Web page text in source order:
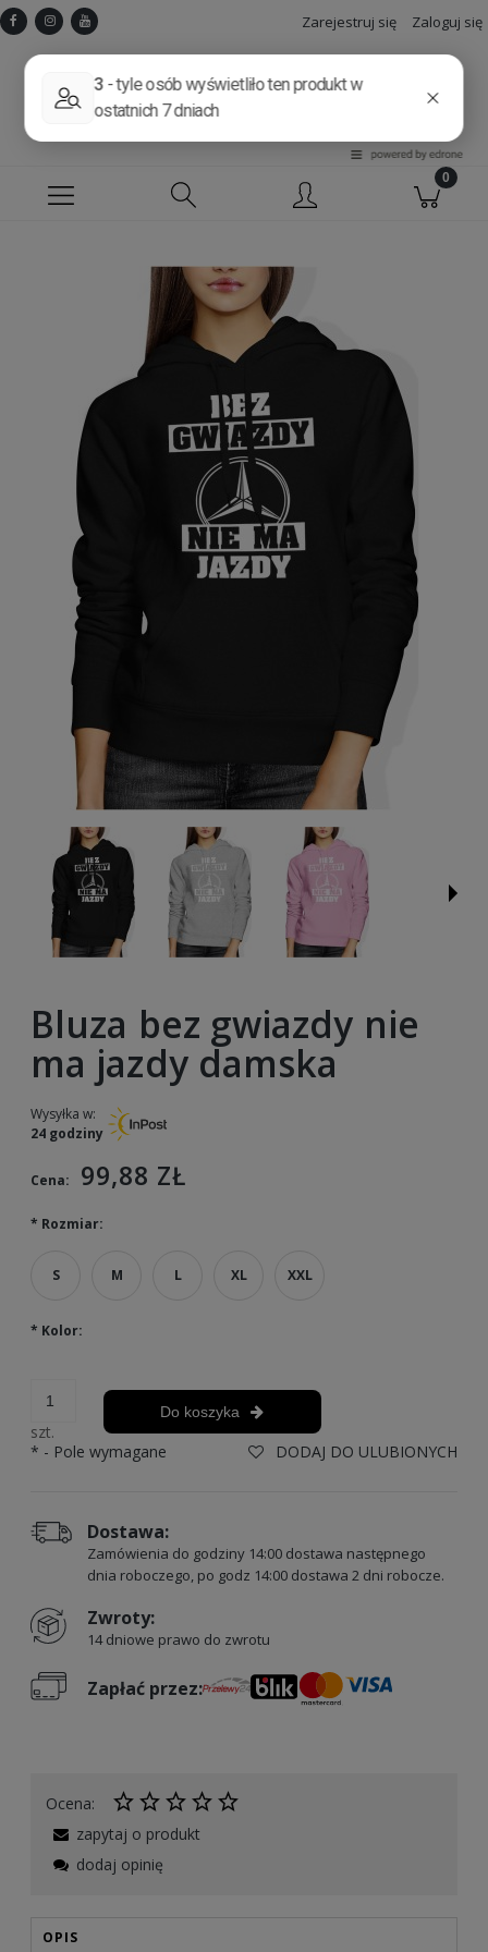
Zarejestruj się Zaloguj się
Bluza bez gwiazdy nie
ma jazdy damska
Wysyłka w:
24 godziny
Cena: 99,88 ZŁ
* Rozmiar:
S M L XL XXL
* Kolor:
szt.
Do koszyka
DODAJ DO ULUBIONYCH
* - Pole wymagane
Dostawa:
Zamówienia do godziny 14:00 dostawa następnego
dnia roboczego, po godz 14:00 dostawa 2 dni robocze.
Zwroty:
14 dniowe prawo do zwrotu
Zapłać przez:
Ocena:
zapytaj o produkt
dodaj opinię
OPIS